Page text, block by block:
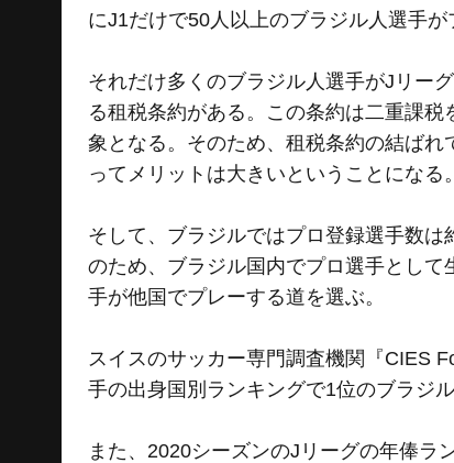
にJ1だけで50人以上のブラジル人選手が
それだけ多くのブラジル人選手がJリー
る租税条約がある。この条約は二重課
象となる。そのため、租税条約の結ば
ってメリットは大きいということになる。
そして、ブラジルではプロ登録選手数
のため、ブラジル国内でプロ選手とし
手が他国でプレーする道を選ぶ。
スイスのサッカー専門調査機関『CIES
手の出身国別ランキングで1位のブラジ
また、2020シーズンのJリーグの年俸ラ